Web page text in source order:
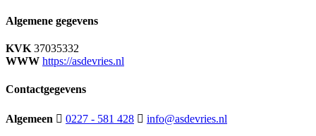
Algemene gegevens
KVK 37035332
WWW https://asdevries.nl
Contactgegevens
Algemeen 0227 - 581 428 info@asdevries.nl